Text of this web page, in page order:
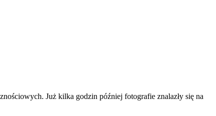
Już kilka godzin później fotografie znalazły się na